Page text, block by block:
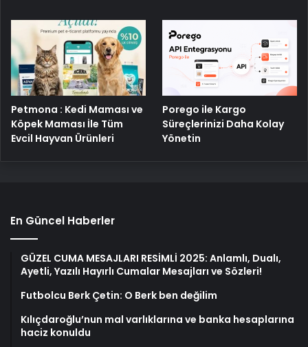
Petmona : Kedi Maması ve
Köpek Maması İle Tüm
Evcil Hayvan Ürünleri
Porego ile Kargo
Süreçlerinizi Daha Kolay
Yönetin
En Güncel Haberler
GÜZEL CUMA MESAJLARI RESİMLİ 2025: Anlamlı, Dualı,
Ayetli, Yazılı Hayırlı Cumalar Mesajları ve Sözleri!
Futbolcu Berk Çetin: O Berk ben değilim
Kılıçdaroğlu’nun mal varlıklarına ve banka hesaplarına
haciz konuldu